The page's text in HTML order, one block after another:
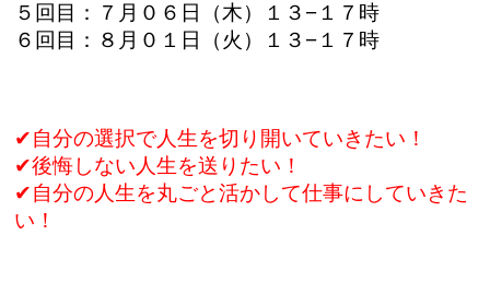
５回目：７月０６日（木）１３−１７時
６回目：８月０１日（火）１３−１７時
✔︎自分の選択で人生を切り開いていきたい！
✔︎後悔しない人生を送りたい！
✔︎自分の人生を丸ごと活かして仕事にしていきた
い！